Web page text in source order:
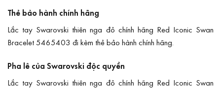
Thẻ bảo hành chính hãng
Lắc tay Swarovski thiên nga đỏ chính hãng Red Iconic Swan
Bracelet 5465403 đi kèm thẻ bảo hành chính hãng.
Pha lê của Swarovski độc quyền
Lắc tay Swarovski thiên nga đỏ chính hãng Red Iconic Swan